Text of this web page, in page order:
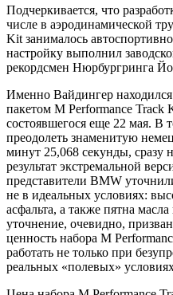
Подчеркивается, что
числе в аэродинамической
Kit занималось
настройку выполнил
рекордсмен Нюрбургринга
Именно Вайдингер
пакетом M Performance Track
состоявшегося еще 22 мая. В
преодолеть знаменитую
минут 25,068 секунды, сразу
результат экстремальной
представители BMW
не в идеальных условиях:
асфальта, а также пятна
уточнение, очевидно,
ценность набора M
работать не только при
реальных «полевых»